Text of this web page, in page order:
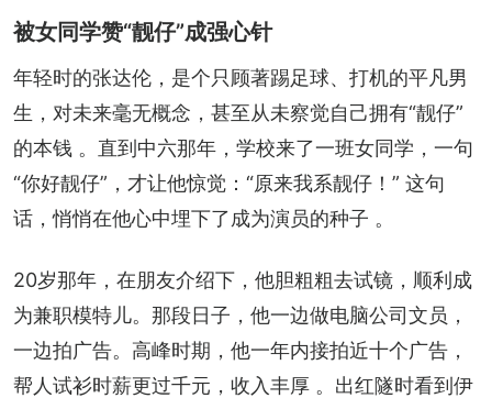
被女同学赞“靓仔”成强心针
年轻时的张达伦，是个只顾著踢足球、打机的平凡男
生，对未来毫无概念，甚至从未察觉自己拥有“靓仔”
的本钱 。直到中六那年，学校来了一班女同学，一句
“你好靓仔”，才让他惊觉：“原来我系靓仔！” 这句
话，悄悄在他心中埋下了成为演员的种子 。
20岁那年，在朋友介绍下，他胆粗粗去试镜，顺利成
为兼职模特儿。那段日子，他一边做电脑公司文员，
一边拍广告。高峰时期，他一年内接拍近十个广告，
帮人试衫时薪更过千元，收入丰厚 。出红隧时看到伊